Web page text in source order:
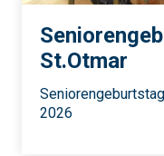
St.Otmar
2026